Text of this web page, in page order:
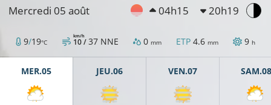
Mercredi 05 août 04h15 20h19
9/19°C 10 /
km/h 37 NNE 0 mm ETP 4.6 mm 9 h
MER.05 JEU.06 VEN.07 SAM.08